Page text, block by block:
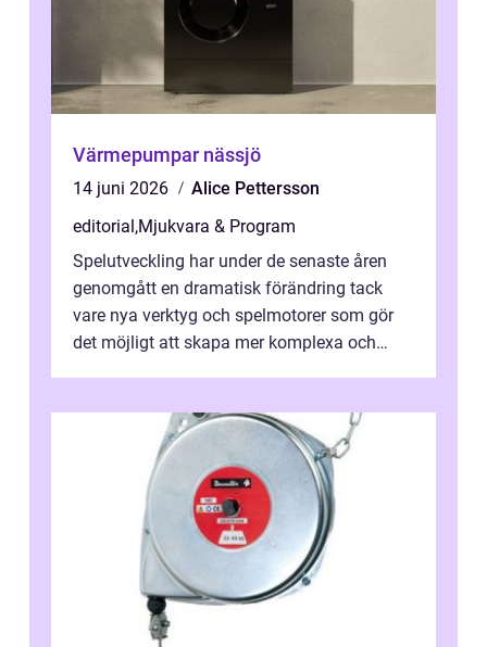
Värmepumpar nässjö
14 juni 2026
Alice Pettersson
editorial ,Mjukvara & Program
Spelutveckling har under de senaste åren
genomgått en dramatisk förändring tack
vare nya verktyg och spelmotorer som gör
det möjligt att skapa mer komplexa och